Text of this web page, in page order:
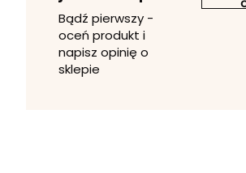
Bądź pierwszy -
oceń produkt i
napisz opinię o
sklepie